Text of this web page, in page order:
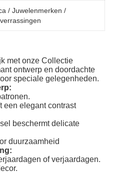
/ Juwelenmerken /
met onze Collectie
ontwerp en doordachte
speciale gelegenheden.
een elegant contrast
beschermt delicate
duurzaamheid
of verjaardagen.